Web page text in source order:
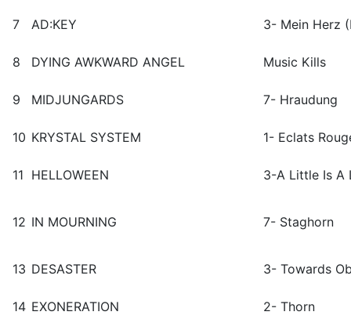
7 AD:KEY 3- Mein Herz
8 DYING AWKWARD ANGEL Music Kills
9 MIDJUNGARDS 7- Hraudung
10 KRYSTAL SYSTEM 1- Eclats
11 HELLOWEEN 3-A Little Is A
12 IN MOURNING 7- Staghorn
13 DESASTER 3- Towards
14 EXONERATION 2- Thorn